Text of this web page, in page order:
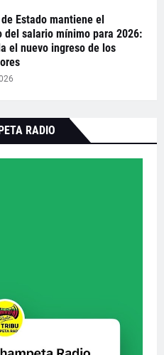
Estado mantiene el
del salario mínimo para 2026:
el nuevo ingreso de los
RADIO